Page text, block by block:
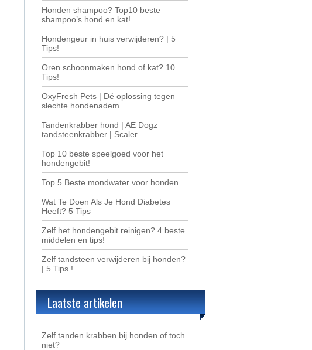
Honden shampoo? Top10 beste
shampoo’s hond en kat!
Hondengeur in huis verwijderen? | 5
Tips!
Oren schoonmaken hond of kat? 10
Tips!
OxyFresh Pets | Dé oplossing tegen
slechte hondenadem
Tandenkrabber hond | AE Dogz
tandsteenkrabber | Scaler
Top 10 beste speelgoed voor het
hondengebit!
Top 5 Beste mondwater voor honden
Wat Te Doen Als Je Hond Diabetes
Heeft? 5 Tips
Zelf het hondengebit reinigen? 4 beste
middelen en tips!
Zelf tandsteen verwijderen bij honden?
| 5 Tips !
Laatste artikelen
Zelf tanden krabben bij honden of toch
niet?